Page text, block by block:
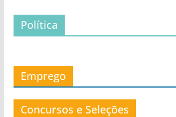
Política
Emprego
Concursos e Seleções